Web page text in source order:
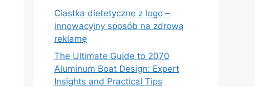
Ciastka dietetyczne z logo –
innowacyjny sposób na zdrową
reklamę
The Ultimate Guide to 2070
Aluminum Boat Design: Expert
Insights and Practical Tips